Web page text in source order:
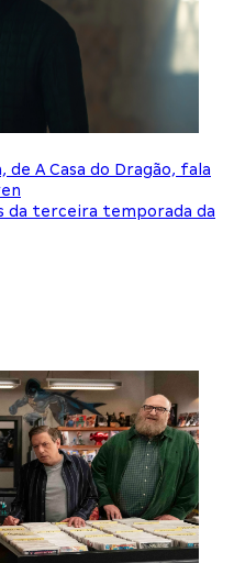
A Casa do Dragão, fala
da terceira temporada da